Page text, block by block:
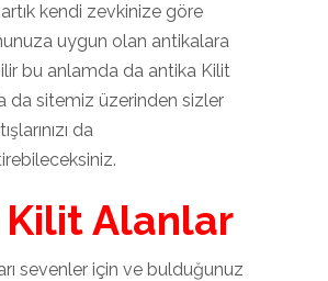
kendi zevkinize göre
uygun olan antikalara
bu anlamda da antika Kilit
da sitemiz üzerinden sizler
da
Kilit Alanlar
sevenler için ve bulduğunuz